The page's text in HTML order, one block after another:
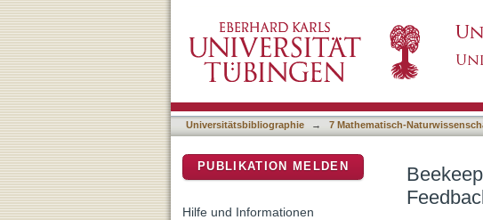
Universitätsbibliographie → 7 Mathematisch-
PUBLIKATION MELDEN
Hilfe und Informationen